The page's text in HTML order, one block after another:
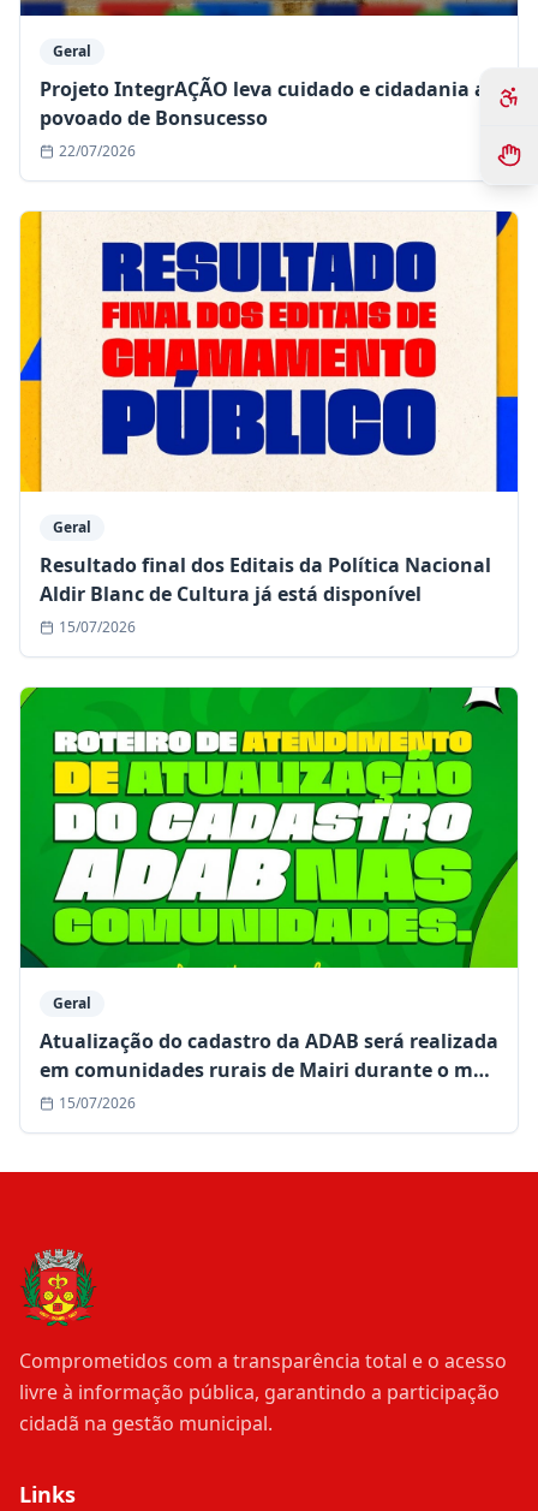
Geral
Projeto IntegrAÇÃO leva cuidado e cidadania ao
povoado de Bonsucesso
22/07/2026
Geral
Resultado final dos Editais da Política Nacional
Aldir Blanc de Cultura já está disponível
15/07/2026
Geral
Atualização do cadastro da ADAB será realizada
em comunidades rurais de Mairi durante o mês
de julho
15/07/2026
Comprometidos com a transparência total e o acesso
livre à informação pública, garantindo a participação
cidadã na gestão municipal.
Links